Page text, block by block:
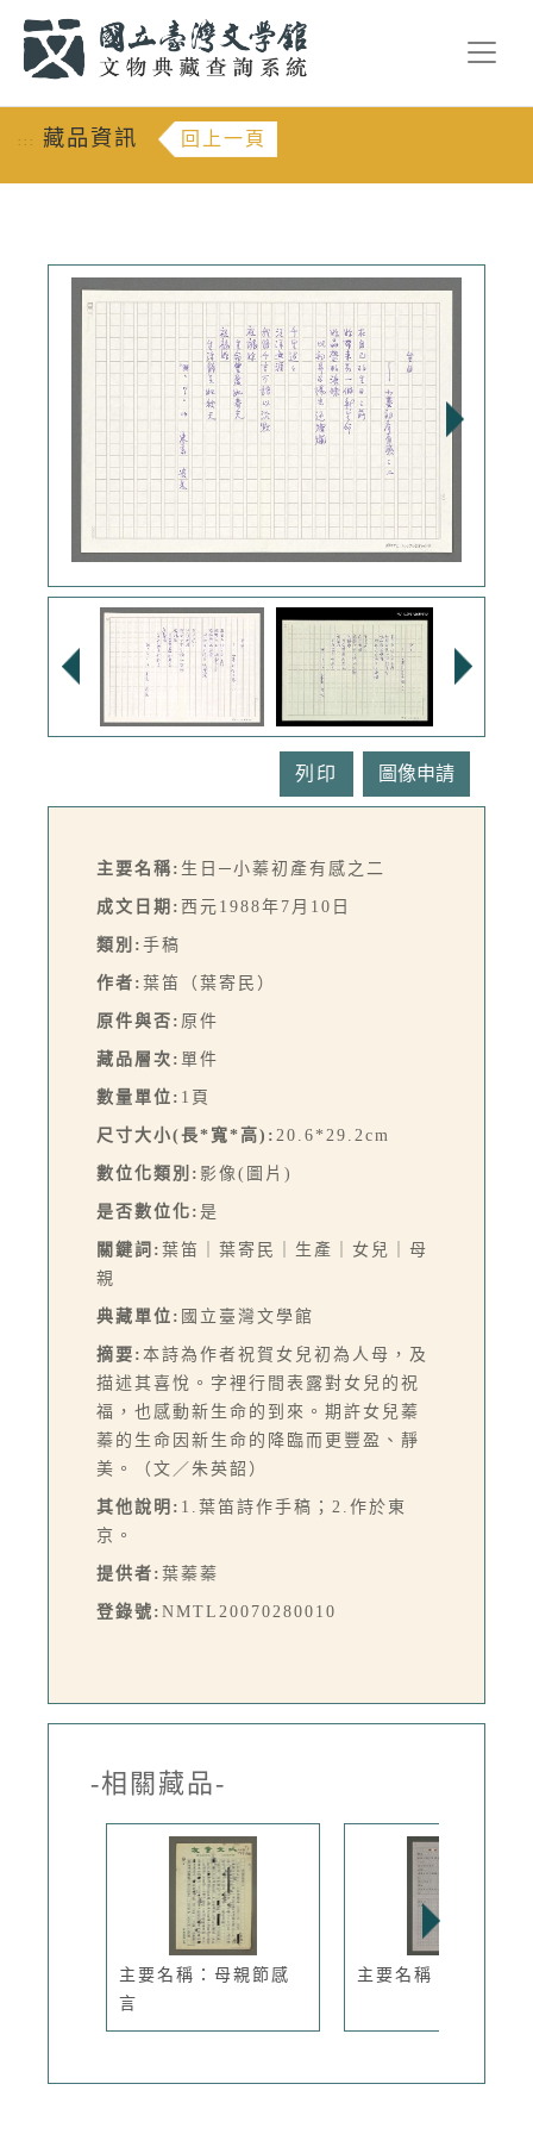
::: 藏品資訊 回上一頁
列印
主要名稱: 生日─小蓁初產有感之二
成文日期: 西元1988年7月10日
類別: 手稿
作者: 葉笛（葉寄民）
原件與否: 原件
藏品層次: 單件
數量單位: 1頁
尺寸大小(長*寬*高): 20.6*29.2cm
數位化類別: 影像(圖片)
是否數位化: 是
關鍵詞: 葉笛｜葉寄民｜生產｜女兒｜母
親
典藏單位: 國立臺灣文學館
摘要: 本詩為作者祝賀女兒初為人母，及
描述其喜悅。字裡行間表露對女兒的祝
福，也感動新生命的到來。期許女兒蓁
蓁的生命因新生命的降臨而更豐盈、靜
美。（文／朱英韶）
其他說明: 1.葉笛詩作手稿；2.作於東
京。
提供者: 葉蓁蓁
登錄號: NMTL20070280010
-相關藏品-
主要名稱：母親節感
言
主要名稱：春風